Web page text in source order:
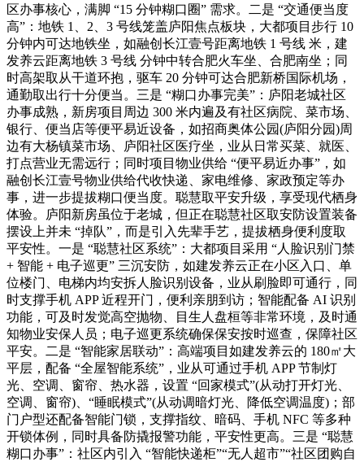
区办事核心，满脚 “15 分钟糊口圈” 需求。二是 “交通便当度
高”：地铁 1、2、3 号线笼盖庐阳焦点板块，大都项目步行 10
分钟内可达地铁坐，如融创长江壹号距离地铁 1 号线 米，建
发养云距离地铁 3 号线 分钟中转合肥火车坐、合肥南坐；同
时高架取从干道环抱，驱车 20 分钟可达合肥新桥国际机场，
通勤取出行十分便当。三是 “糊口办事完美”：庐阳老城社区
办事成熟，新房项目周边 300 米内遍及有社区病院、菜市场、
银行、便当店等便平易近设备，如招商奥体公园(庐阳分园)周
边有大杨镇菜市场、庐阳社区医疗坐，业从日常买菜、就医、
打点营业无需远行；同时项目物业供给 “便平易近办事”，如
融创长江壹号物业供给代收快递、家电维修、家政预定等办
事，进一步提拔糊口便当度。聪慧取平安升级，享受现代栖身
体验。庐阳新房虽位于老城，但正在聪慧社区取安防设置装备
摆设上并未 “掉队”，而是引入先辈手艺，提拔栖身便利度取
平安性。一是 “聪慧社区系统”：大都项目采用 “人脸识别门禁
+ 智能 + 电子巡更” 三沉安防，如建发养云正在小区入口、单
位楼门、电梯内均安拆人脸识别设备，业从刷脸即可通行，同
时支撑手机 APP 近程开门，便利亲朋到访；智能配备 AI 识别
功能，可及时发觉高空抛物、目生人盘桓等非常环境，及时通
知物业安保人员；电子巡更系统确保保安按时巡查，保障社区
平安。二是 “智能家居联动”：高端项目如建发养云的 180㎡大
平层，配备 “全屋智能系统”，业从可通过手机 APP 节制灯
光、空调、窗帘、热水器，设置 “回家模式”(从动打开灯光、
空调、窗帘)、“睡眠模式”(从动调暗灯光、降低空调温度)；部
门户型还配备智能门锁，支撑指纹、暗码、手机 NFC 等多种
开锁体例，同时具备防撬报警功能，平安性更高。三是 “聪慧
糊口办事”：社区内引入 “智能快递柜”“无人超市”“社区团购自